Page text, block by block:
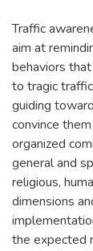
Traffic
aim at
behaviors
to tragic
guiding
convince
organized
general and
religious,
dimensions
the expected